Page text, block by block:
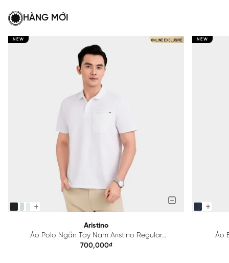
HÀNG MỚI
NEW
Aristino
Áo Polo Ngắn Tay Nam Aristino Regular
APS615EDP01
700,000₫
NEW
Áo